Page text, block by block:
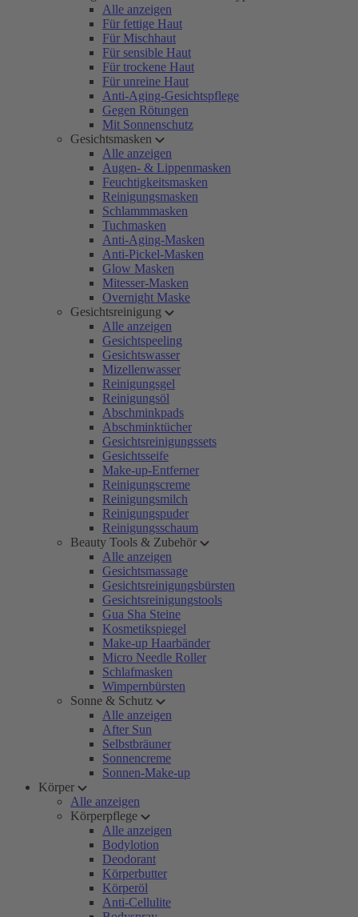
Alle anzeigen
Für fettige Haut
Für Mischhaut
Für sensible Haut
Für trockene Haut
Für unreine Haut
Anti-Aging-Gesichtspflege
Gegen Rötungen
Mit Sonnenschutz
Gesichtsmasken
Alle anzeigen
Augen- & Lippenmasken
Feuchtigkeitsmasken
Reinigungsmasken
Schlammmasken
Tuchmasken
Anti-Aging-Masken
Anti-Pickel-Masken
Glow Masken
Mitesser-Masken
Overnight Maske
Gesichtsreinigung
Alle anzeigen
Gesichtspeeling
Gesichtswasser
Mizellenwasser
Reinigungsgel
Reinigungsöl
Abschminkpads
Abschminktücher
Gesichtsreinigungssets
Gesichtsseife
Make-up-Entferner
Reinigungscreme
Reinigungsmilch
Reinigungspuder
Reinigungsschaum
Beauty Tools & Zubehör
Alle anzeigen
Gesichtsmassage
Gesichtsreinigungsbürsten
Gesichtsreinigungstools
Gua Sha Steine
Kosmetikspiegel
Make-up Haarbänder
Micro Needle Roller
Schlafmasken
Wimpernbürsten
Sonne & Schutz
Alle anzeigen
After Sun
Selbstbräuner
Sonnencreme
Sonnen-Make-up
Körper
Alle anzeigen
Körperpflege
Alle anzeigen
Bodylotion
Deodorant
Körperbutter
Körperöl
Anti-Cellulite